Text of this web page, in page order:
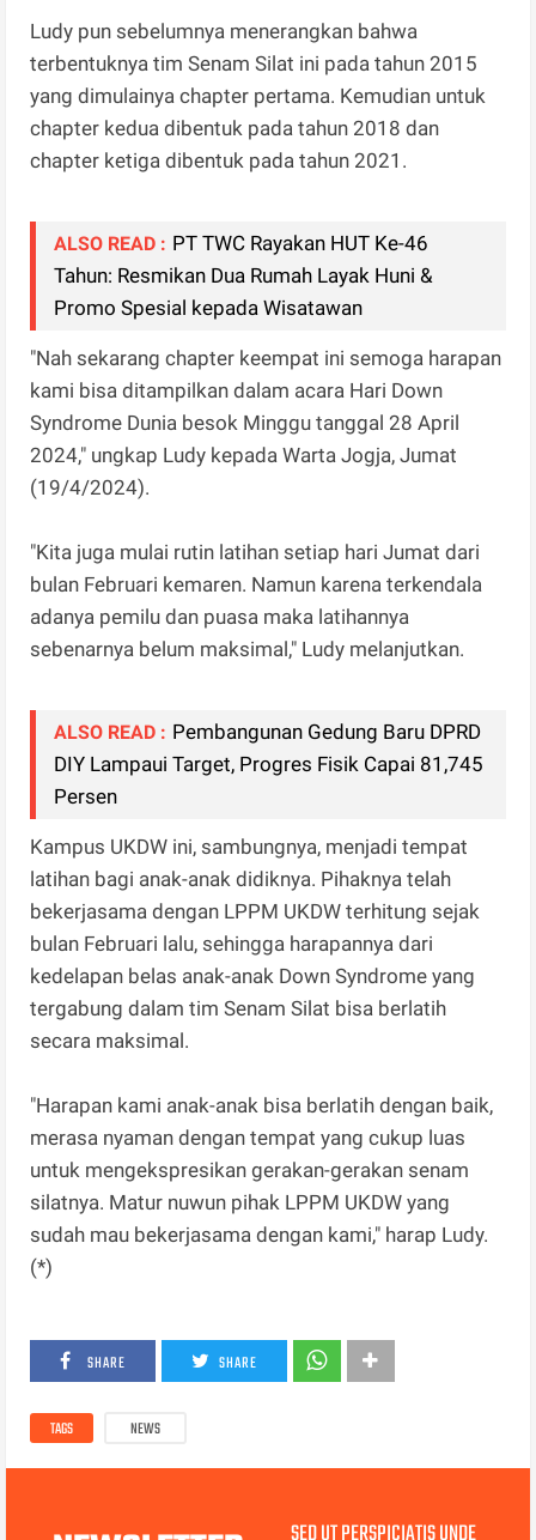
Ludy pun sebelumnya menerangkan bahwa
terbentuknya tim Senam Silat ini pada tahun 2015
yang dimulainya chapter pertama. Kemudian untuk
chapter kedua dibentuk pada tahun 2018 dan
chapter ketiga dibentuk pada tahun 2021.
ALSO READ : PT TWC Rayakan HUT Ke-46
Tahun: Resmikan Dua Rumah Layak Huni &
Promo Spesial kepada Wisatawan
"Nah sekarang chapter keempat ini semoga harapan
kami bisa ditampilkan dalam acara Hari Down
Syndrome Dunia besok Minggu tanggal 28 April
2024," ungkap Ludy kepada Warta Jogja, Jumat
(19/4/2024).
"Kita juga mulai rutin latihan setiap hari Jumat dari
bulan Februari kemaren. Namun karena terkendala
adanya pemilu dan puasa maka latihannya
sebenarnya belum maksimal," Ludy melanjutkan.
ALSO READ : Pembangunan Gedung Baru DPRD
DIY Lampaui Target, Progres Fisik Capai 81,745
Persen
Kampus UKDW ini, sambungnya, menjadi tempat
latihan bagi anak-anak didiknya. Pihaknya telah
bekerjasama dengan LPPM UKDW terhitung sejak
bulan Februari lalu, sehingga harapannya dari
kedelapan belas anak-anak Down Syndrome yang
tergabung dalam tim Senam Silat bisa berlatih
secara maksimal.
"Harapan kami anak-anak bisa berlatih dengan baik,
merasa nyaman dengan tempat yang cukup luas
untuk mengekspresikan gerakan-gerakan senam
silatnya. Matur nuwun pihak LPPM UKDW yang
sudah mau bekerjasama dengan kami," harap Ludy.
(*)
SHARE SHARE
TAGS NEWS